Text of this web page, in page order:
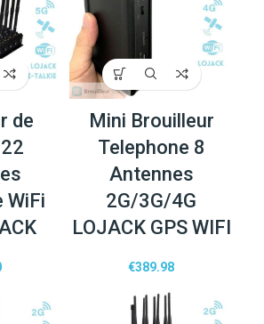
de
WiFi
Mini Brouilleur
Telephone 8
Antennes
2G/3G/4G
LOJACK GPS WIFI
€389.98